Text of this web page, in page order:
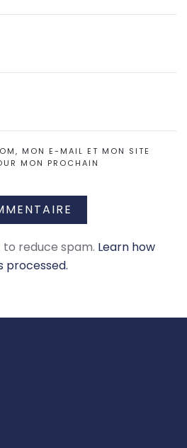
MON E-MAIL ET MON SITE
MON PROCHAIN
to reduce spam. Learn how
processed.